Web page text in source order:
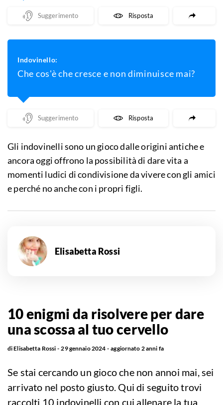
Mostra Un Suggerimento Mostra La Risposta
Indovinello:
Che cos'è che cresce e non diminuisce mai?
Mostra Un Suggerimento Mostra La Risposta
Gli indovinelli sono un gioco dalle origini antiche e
ancora oggi offrono la possibilità di dare vita a
momenti ludici di condivisione da vivere con gli amici
e perché no anche con i propri figli.
Elisabetta Rossi
10 enigmi da risolvere per dare
una scossa al tuo cervello
diElisabetta Rossi 29 gennaio 2024 aggiornato 2 anni fa
Se stai cercando un gioco che non annoi mai, sei
arrivato nel posto giusto. Qui di seguito trovi
raccolti 10 indovinelli con cui allenare la tua